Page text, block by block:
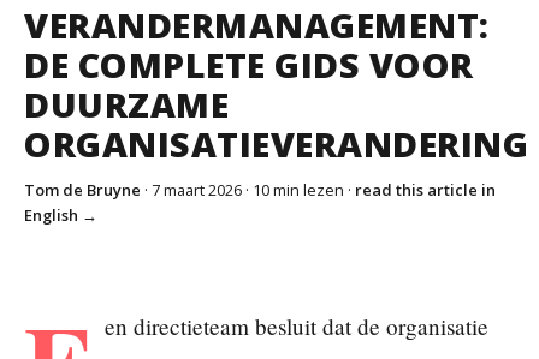
VERANDERMANAGEMENT:
DE COMPLETE GIDS VOOR
DUURZAME
ORGANISATIEVERANDERING
Tom de Bruyne · 7 maart 2026 · 10 min lezen · read this article in
English →
en directieteam besluit dat de organisatie